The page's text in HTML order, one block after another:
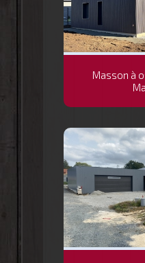
Masson à